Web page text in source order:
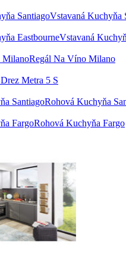
Vstavaná Kuchyňa
Vstavaná
Regál Na Víno Milano
Drez Metra 5 S
Rohová Kuchyňa
Rohová Kuchyňa Fargo